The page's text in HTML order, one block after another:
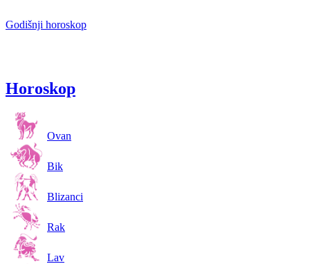
Godišnji horoskop
Horoskop
Ovan
Bik
Blizanci
Rak
Lav